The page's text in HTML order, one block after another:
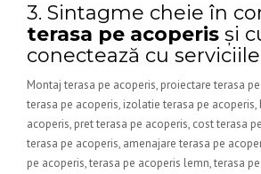
3. Sintagme cheie în
terasa pe acoperis și
conectează cu
Montaj terasa pe acoperis, proiectare terasa
terasa pe acoperis, izolatie terasa pe
acoperis, pret terasa pe acoperis, cost terasa
terasa pe acoperis, amenajare terasa pe
pe acoperis, terasa pe acoperis lemn, terasa